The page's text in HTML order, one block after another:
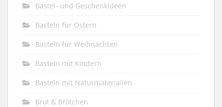
Bastel- und Geschenkideen
Basteln für Ostern
Basteln für Weihnachten
Basteln mit Kindern
Basteln mit Naturmaterialien
Brot & Brötchen